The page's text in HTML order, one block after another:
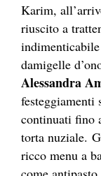
Karim,
riuscito a
damigelle
Alessandra
festeggiamenti
continuati fino
torta nuziale.
ricco menu a